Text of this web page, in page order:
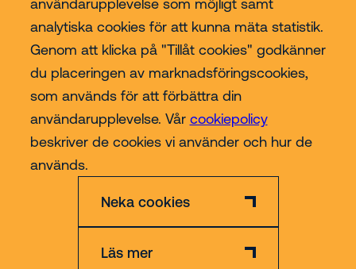
användarupplevelse som möjligt samt
analytiska cookies för att kunna mäta statistik.
Genom att klicka på "Tillåt cookies" godkänner
du placeringen av marknadsföringscookies,
som används för att förbättra din
användarupplevelse. Vår cookiepolicy
beskriver de cookies vi använder och hur de
används.
Neka cookies
Läs mer
Riwal
Branscher
Contact
Mer